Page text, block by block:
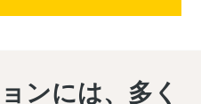
ンには、多く